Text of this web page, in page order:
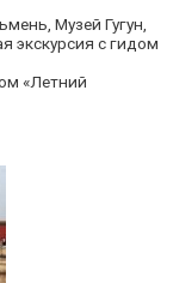
Музей Гугун,
экскурсия с гидом
«Летний